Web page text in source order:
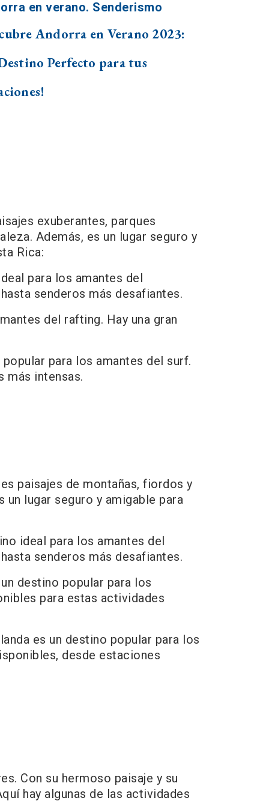
Andorra en Verano 2023:
Perfecto para tus
exuberantes, parques
Además, es un lugar seguro y
Rica:
para los amantes del
senderos más desafiantes.
del rafting. Hay una gran
para los amantes del surf.
más intensas.
paisajes de montañas, fiordos y
lugar seguro y amigable para
ideal para los amantes del
senderos más desafiantes.
destino popular para los
para estas actividades
es un destino popular para los
desde estaciones
Con su hermoso paisaje y su
hay algunas de las actividades